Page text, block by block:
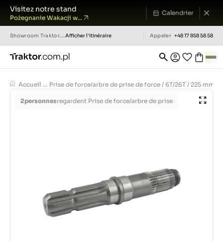
Visitez notre stand
Pożegnanie Wakacji w...
Calendrier
Showroom Traktor.com.pl Afficher l'itinéraire Appeler +48 17 858 58 58
Accueil ... Prise de force/arbre de prise de force / 6T/26T / 225
2personnesregardent Prise de force/arbre de prise